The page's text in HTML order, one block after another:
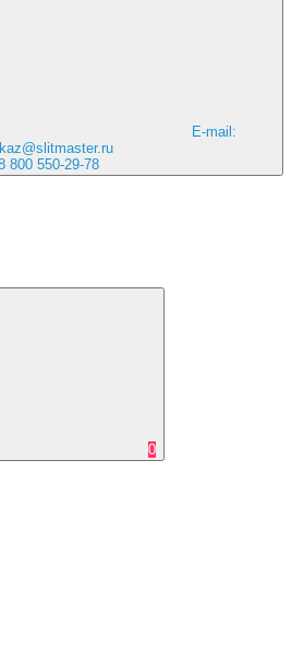
E-mail:
800 550-29-78
0